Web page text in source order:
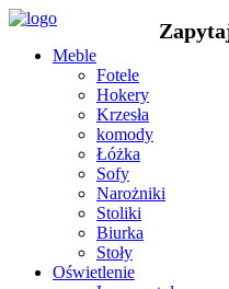
Meble
Fotele
Hokery
Krzesła
komody
Łóżka
Sofy
Narożniki
Stoliki
Biurka
Stoły
Oświetlenie